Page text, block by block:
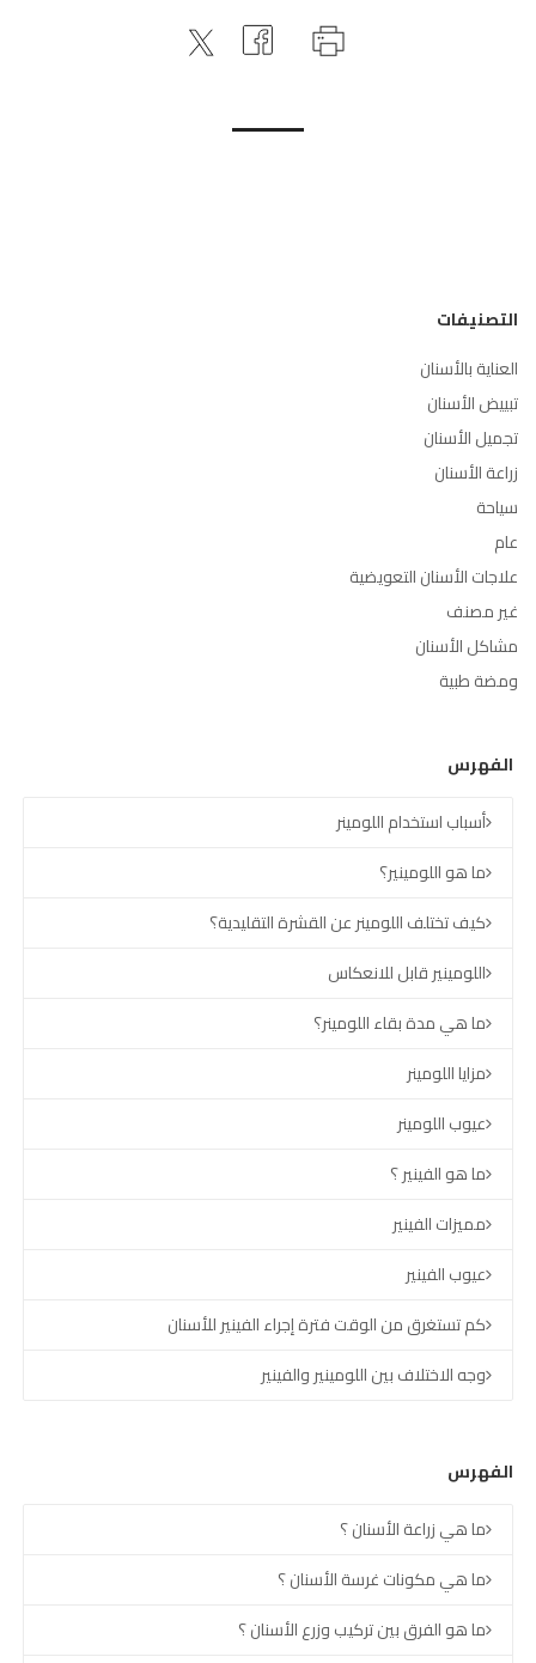
التصنيفات
العناية بالأسنان
تبييض الأسنان
تجميل الأسنان
زراعة الأسنان
سياحة
عام
علاجات الأسنان التعويضية
غير مصنف
مشاكل الأسنان
ومضة طبية
الفهرس
أسباب استخدام اللومينر
ما هو اللومينير؟
كيف تختلف اللومينر عن القشرة التقليدية؟
اللومينير قابل للانعكاس
ما هي مدة بقاء اللومينر؟
مزايا اللومينر
عيوب اللومينر
ما هو الفينير ؟
مميزات الفينير
عيوب الفينير
كم تستغرق من الوقت فترة إجراء الفينير للأسنان
وجه الاختلاف بين اللومينير والفينير
الفهرس
ما هي زراعة الأسنان ؟
ما هي مكونات غرسة الأسنان ؟
ما هو الفرق بين تركيب وزرع الأسنان ؟